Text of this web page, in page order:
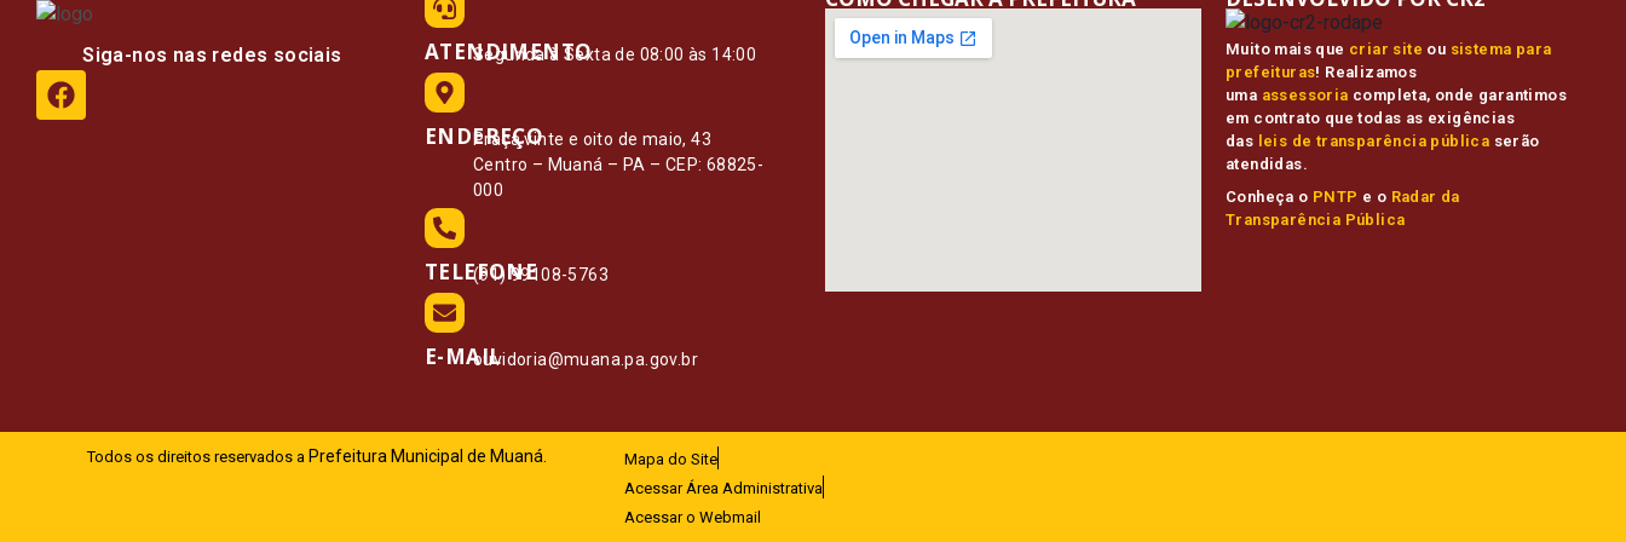
Siga-nos nas redes sociais ATENDIMENTO
Segunda à Sexta de 08:00 às 14:00
ENDEREÇO
Praça vinte e oito de maio, 43
Centro – Muaná – PA – CEP: 68825-
000
TELEFONE
(91) 99108-5763
E-MAILouvidoria@muana.pa.gov.br
Muito mais que criar site ou sistema para
prefeituras! Realizamos
uma assessoria completa, onde garantimos
em contrato que todas as exigências
das leis de transparência pública serão
atendidas.
Conheça o PNTP e o Radar da
Transparência Pública
Todos os direitos reservados a Prefeitura Municipal de Muaná.
Mapa do Site
Acessar Área Administrativa
Acessar o Webmail